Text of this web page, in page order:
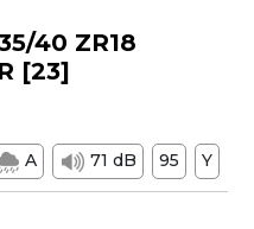
40 ZR18
[23]
A 71 dB 95 Y